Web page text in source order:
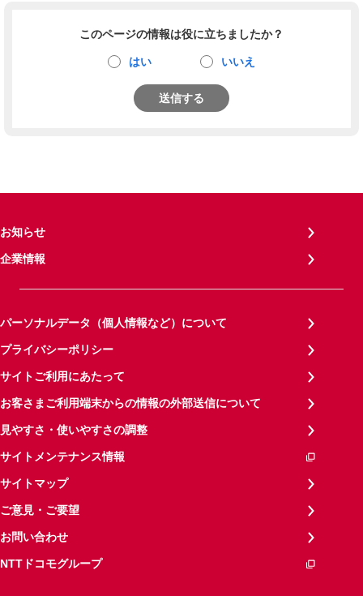
このページの情報は役に立ちましたか？
はい いいえ
送信する
お知らせ
企業情報
パーソナルデータ（個人情報など）について
プライバシーポリシー
サイトご利用にあたって
お客さまご利用端末からの情報の外部送信について
見やすさ・使いやすさの調整
サイトメンテナンス情報
サイトマップ
ご意見・ご要望
お問い合わせ
NTTドコモグループ